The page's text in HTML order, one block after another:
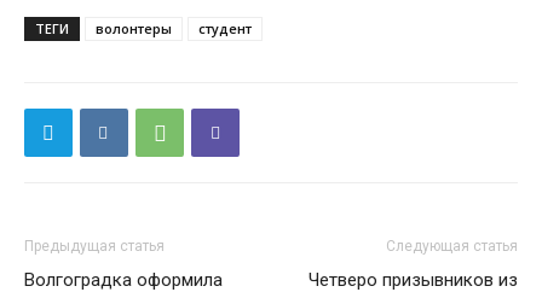
ТЕГИ волонтеры студент
Предыдущая статья
Волгоградка оформила
Следующая статья
Четверо призывников из